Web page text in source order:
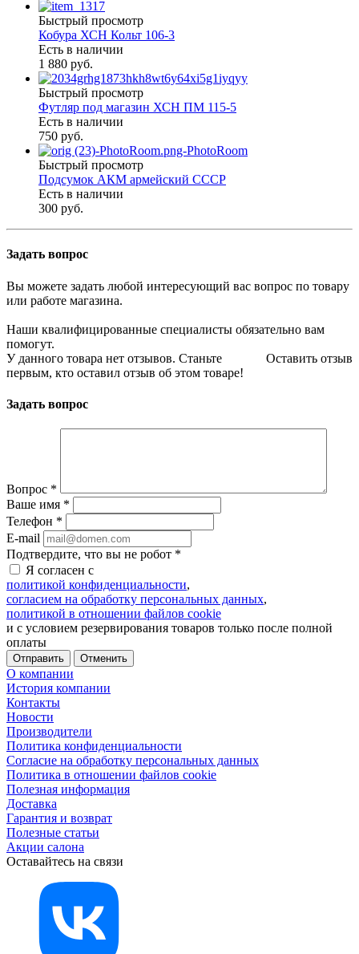
Быстрый просмотр
Кобура ХСН Кольт 106-3
Есть в наличии
1 880 руб.
Быстрый просмотр
Футляр под магазин ХСН ПМ 115-5
Есть в наличии
750 руб.
Быстрый просмотр
Подсумок АКМ армейский СССР
Есть в наличии
300 руб.
Задать вопрос
Вы можете задать любой интересующий вас вопрос по товару
или работе магазина.
Наши квалифицированные специалисты обязательно вам
помогут.
Оставить отзыв
У данного товара нет отзывов. Станьте
первым, кто оставил отзыв об этом товаре!
Задать вопрос
Вопрос *
Ваше имя *
Телефон *
E-mail
Подтвердите, что вы не робот *
Я согласен с
политикой конфиденциальности,
согласием на обработку персональных данных,
политикой в отношении файлов cookie
и с условием резервирования товаров только после полной
оплаты
Отменить
О компании
История компании
Контакты
Новости
Производители
Политика конфиденциальности
Согласие на обработку персональных данных
Политика в отношении файлов cookie
Полезная информация
Доставка
Гарантия и возврат
Полезные статьи
Акции салона
Оставайтесь на связи